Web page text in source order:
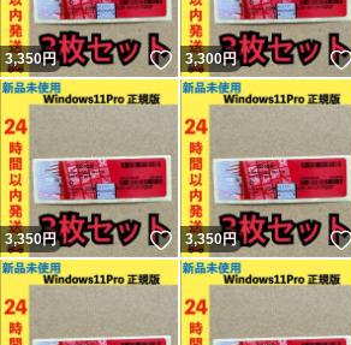
3,350円 いいね！
3,300円
3,350円 いいね！
3,350円